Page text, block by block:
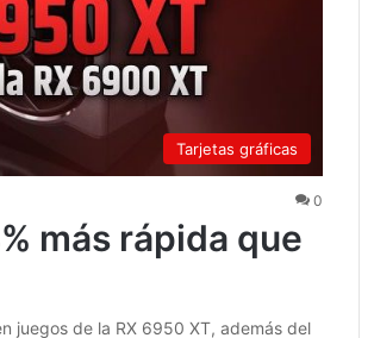
Tarjetas gráficas
0
más rápida que
juegos de la RX 6950 XT, además del